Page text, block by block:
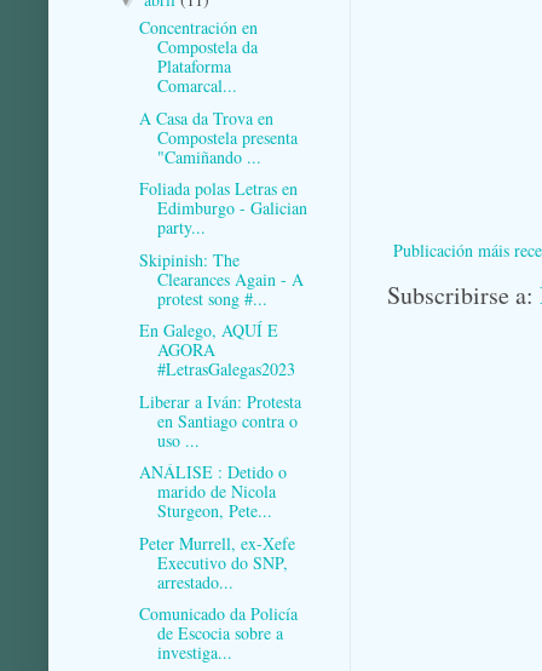
Publicación máis
Subscribirse a:
Concentración en
Compostela da
Plataforma
Comarcal...
A Casa da Trova en
Compostela presenta
"Camiñando ...
Foliada polas Letras en
Edimburgo - Galician
party...
Skipinish: The
Clearances Again - A
protest song #...
En Galego, AQUÍ E
AGORA
#LetrasGalegas2023
Liberar a Iván: Protesta
en Santiago contra o
uso ...
ANÁLISE : Detido o
marido de Nicola
Sturgeon, Pete...
Peter Murrell, ex-Xefe
Executivo do SNP,
arrestado...
Comunicado da Policía
de Escocia sobre a
investiga...